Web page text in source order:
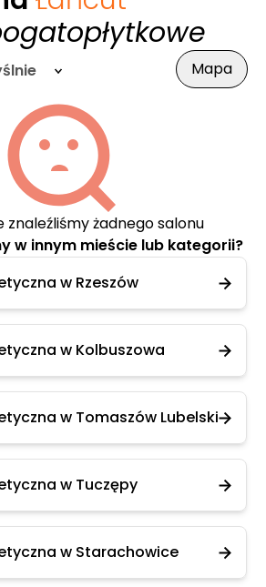
Mapa
znaleźliśmy żadnego salonu
w innym mieście lub kategorii?
w Rzeszów
w Kolbuszowa
w Tomaszów Lubelski
w Tuczępy
w Starachowice